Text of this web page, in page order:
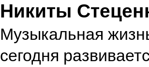
Никиты
Музыкальная
сегодня